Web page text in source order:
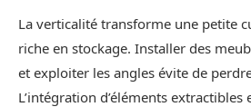
La verticalité transforme une petite
riche en stockage. Installer des
et exploiter les angles évite de
L’intégration d’éléments